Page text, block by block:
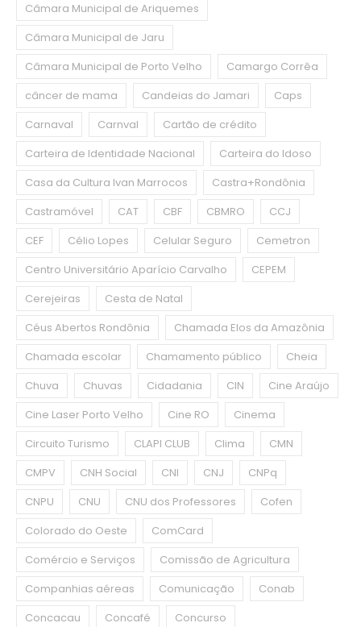
Câmara Municipal de Ariquemes
Câmara Municipal de Jaru
Câmara Municipal de Porto Velho
Camargo Corrêa
câncer de mama
Candeias do Jamari
Caps
Carnaval
Carnval
Cartão de crédito
Carteira de Identidade Nacional
Carteira do Idoso
Casa da Cultura Ivan Marrocos
Castra+Rondônia
Castramóvel
CAT CBF CBMRO
CCJ
CEF
Célio Lopes Celular Seguro
Cemetron
Centro Universitário Aparício Carvalho
CEPEM
Cerejeiras
Cesta de Natal
Céus Abertos Rondônia
Chamada Elos da Amazônia
Chamada escolar
Chamamento público
Cheia
Chuva
Chuvas Cidadania CIN
Cine Araújo
Cine Laser Porto Velho
Cine RO
Cinema
Circuito Turismo
CLAPI CLUB Clima
CMN
CMPV
CNH Social CNI CNJ
CNPq
CNPU
CNU CNU dos Professores
Cofen
Colorado do Oeste
ComCard
Comércio e Serviços
Comissão de Agricultura
Companhias aéreas
Comunicação
Conab
Concacau
Concafé
Concurso